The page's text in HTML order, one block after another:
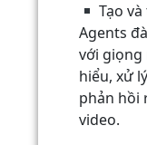
Tạo
Agents
với giọng
hiểu, xử
phản hồi
video.